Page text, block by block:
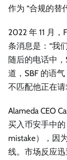
作为 “合规的替
2022 年 11 月，
条消息是：“我
随后的电话中
道，SBF 的语
不匹配他正在请
Alameda CEO
买入币安手中的
mistake），因
线。市场反应迅